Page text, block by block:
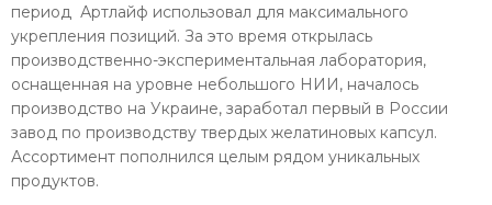
период Артлайф использовал для максимального
укрепления позиций. За это время открылась
производственно-экспериментальная лаборатория,
оснащенная на уровне небольшого НИИ, началось
производство на Украине, заработал первый в России
завод по производству твердых желатиновых капсул.
Ассортимент пополнился целым рядом уникальных
продуктов.